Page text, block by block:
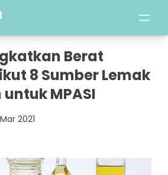
Berat
8 Sumber Lemak
MPASI
2021